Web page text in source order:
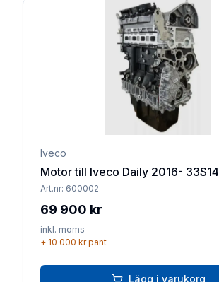
Iveco
Motor till Iveco Daily 2016- 33S14
Art.nr: 600002
69 900 kr
inkl. moms
+ 10 000 krpant
Lägg i varukorg